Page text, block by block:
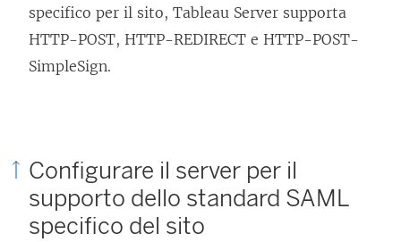
specifico per il sito, Tableau Server supporta
HTTP-POST, HTTP-REDIRECT e HTTP-POST-
SimpleSign.
Configurare il server per il
supporto dello standard SAML
specifico del sito